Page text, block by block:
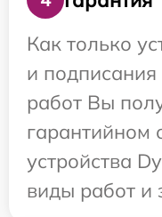
Как только
и
работ Вы
гарантийном
устройства
виды работ и